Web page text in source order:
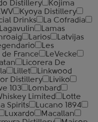
Distillery
Kojima
Kyoya Distillery
Drinks
La Cofradia
Lagavulin
Lamas
Larios
Latvijas
Les
de France
LeVecke
Licorera De
Lillet
Linkwood
Distillery
Liviko
103
Lombard
Limited
Lotte
Spirits
Lucano 1894
Luxardo
Macallan